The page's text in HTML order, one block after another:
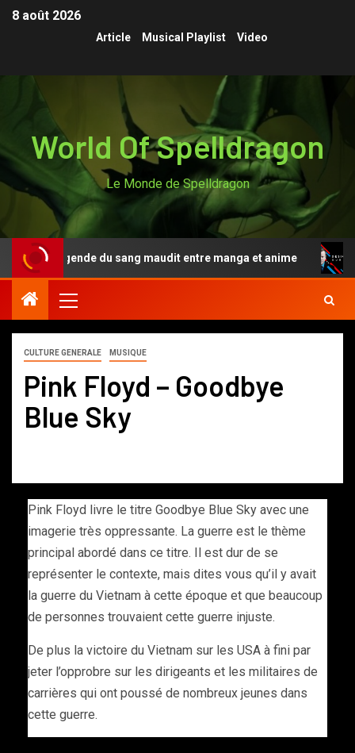
8 août 2026
Article Musical Playlist Video
World Of Spelldragon
Le Monde de Spelldragon
la légende du sang maudit entre manga et anime
CULTURE GENERALE MUSIQUE
Pink Floyd – Goodbye
Blue Sky
Pink Floyd livre le titre Goodbye Blue Sky avec une
imagerie très oppressante. La guerre est le thème
principal abordé dans ce titre. Il est dur de se
représenter le contexte, mais dites vous qu’il y avait
la guerre du Vietnam à cette époque et que beaucoup
de personnes trouvaient cette guerre injuste.
De plus la victoire du Vietnam sur les USA à fini par
jeter l’opprobre sur les dirigeants et les militaires de
carrières qui ont poussé de nombreux jeunes dans
cette guerre.